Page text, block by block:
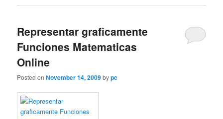
Representar graficamente
Funciones Matematicas
Online
Posted onNovember 14, 2009bypc